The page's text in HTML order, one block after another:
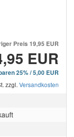
Preis 19,95 EUR
EUR
25% / 5,00 EUR
zzgl. Versandkosten